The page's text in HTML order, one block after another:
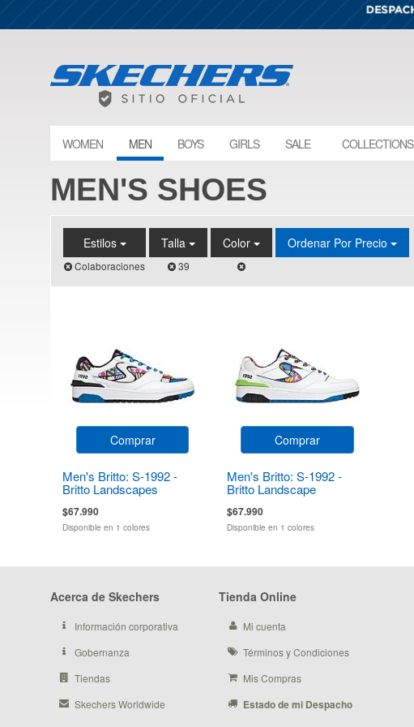
WOMEN MEN BOYS GIRLS SALE COLLECTIONS
MEN'S SHOES
Estilos
Colaboraciones
Talla
39
Color Ordenar Por Precio
Comprar
Men's Britto: S-1992 -
Britto Landscapes
$67.990
Disponible en 1 colores
Comprar
Men's Britto: S-1992 -
Britto Landscape
$67.990
Disponible en 1 colores
Acerca de Skechers
Información corporativa
Gobernanza
Tiendas
Skechers Worldwide
Tienda Online
Mi cuenta
Términos y Condiciones
Mis Compras
Estado de mi Despacho